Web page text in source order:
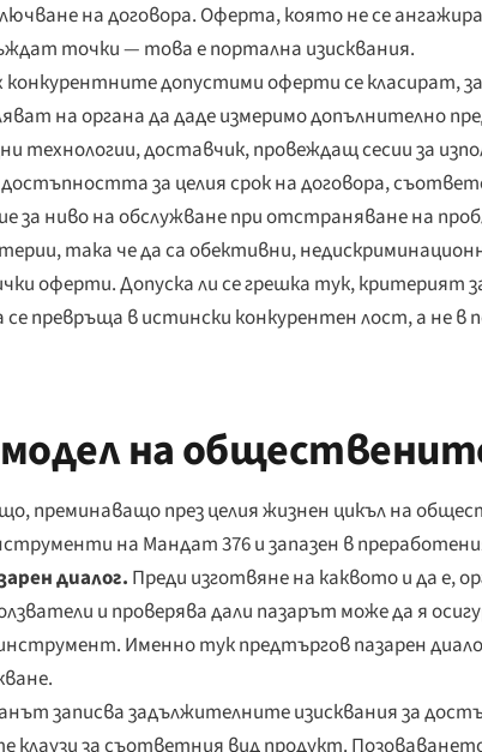
на договора. Оферта, която не се
точки — това е портална изисквания.
конкурентните допустими оферти се класират,
на органа да даде измеримо допълнително
доставчик, провеждащ сесии за
за целия срок на договора,
за ниво на обслужване при отстраняване на
така че да са обективни,
оферти. Допуска ли се грешка тук, критерият
превръща в истински конкурентен лост, а не в
на
преминаващо през целия жизнен цикъл на
на Мандат 376 и запазен в
диалог. Преди изготвяне на каквото и да е,
и проверява дали пазарът може да я
Именно тук предтъргов пазарен
записва задължителните изисквания за
клаузи за съответния вид продукт.